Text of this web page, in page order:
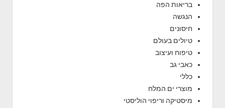
בריאות הפה
הנגשה
חיסונים
טיולים בעולם
טיפוח ועיצוב
כאבי גב
כללי
מוצרי ים המלח
מיסטיקה וריפוי הוליסטי